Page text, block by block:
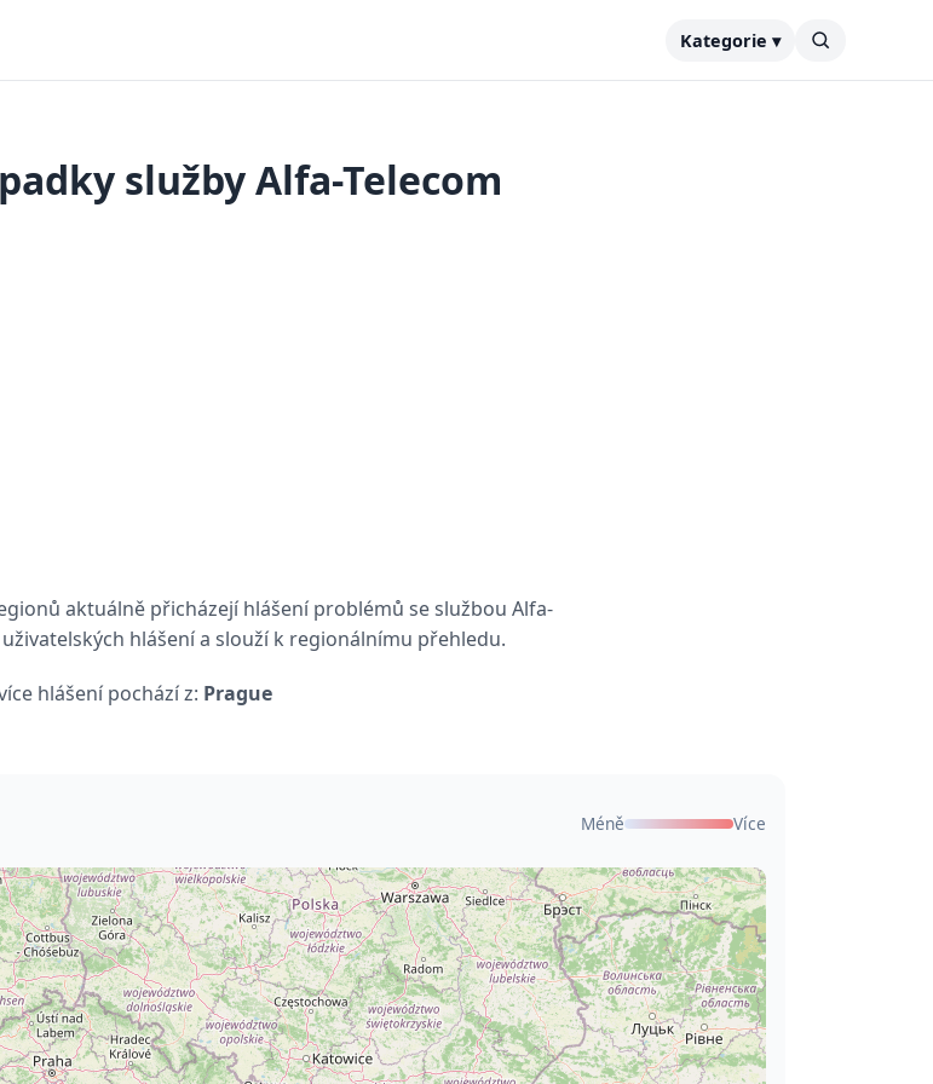
Kategorie ▾
služby Alfa-Telecom
aktuálně přicházejí hlášení problémů se službou Alfa-
hlášení a slouží k regionálnímu přehledu.
hlášení pochází z: Prague
Méně Více